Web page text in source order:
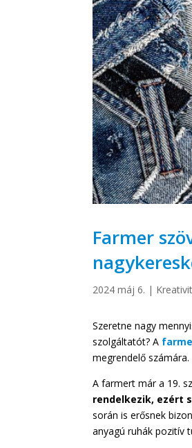
Farmer
2024 máj 6. |
Szeretne nagy
szolgáltatót? A
megrendelő számára.
A farmert már a 19.
rendelkezik, ezért
során is erősnek
anyagú ruhák pozitív